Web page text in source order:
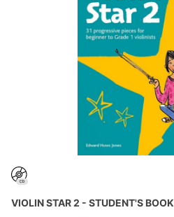
VIOLIN STAR 2 - STUDENT'S BOOK